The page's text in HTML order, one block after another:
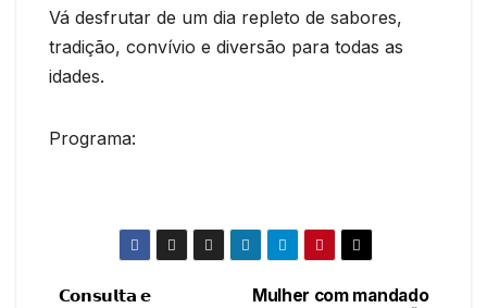
Vá desfrutar de um dia repleto de sabores,
tradição, convívio e diversão para todas as
idades.
Programa:
Mulher com mandado
𝗖𝗼𝗻𝘀𝘂𝗹𝘁𝗮 𝗲